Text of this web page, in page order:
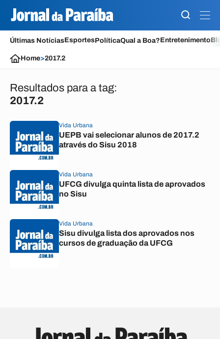
Últimas NotíciasEsportesPolíticaQual a Boa?Entretenimento
Home>2017.2
Resultados para a tag:
2017.2
Vida Urbana
UEPB vai selecionar alunos de 2017.2
através do Sisu 2018
Vida Urbana
UFCG divulga quinta lista de aprovados
no Sisu
Vida Urbana
Sisu divulga lista dos aprovados nos
cursos de graduação da UFCG